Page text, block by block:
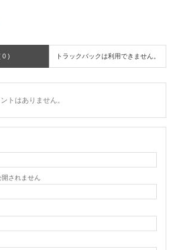
0 ) トラックバックは利用できません。
トはありません。
されません